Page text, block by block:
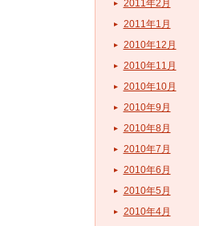
2011年2月
2011年1月
2010年12月
2010年11月
2010年10月
2010年9月
2010年8月
2010年7月
2010年6月
2010年5月
2010年4月